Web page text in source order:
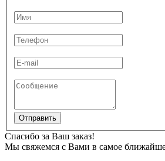
Отправить
Спасибо за Ваш заказ!
Мы свяжемся с Вами в самое